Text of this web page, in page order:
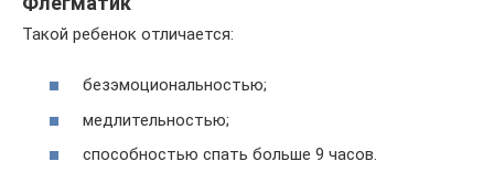
Такой ребенок отличается:
безэмоциональностью;
медлительностью;
способностью спать больше 9 часов.